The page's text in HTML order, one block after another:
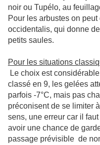
noir ou Tupélo, au
Pour les arbustes on
occidentalis, qui donne
petits saules.
Pour les situations
Le choix est
classé en 9, les gelées
parfois -7°C, mais pas
préconisent de se limiter
sens, une erreur car il
avoir une chance de
passage prévisible de